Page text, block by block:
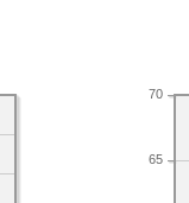
65
70